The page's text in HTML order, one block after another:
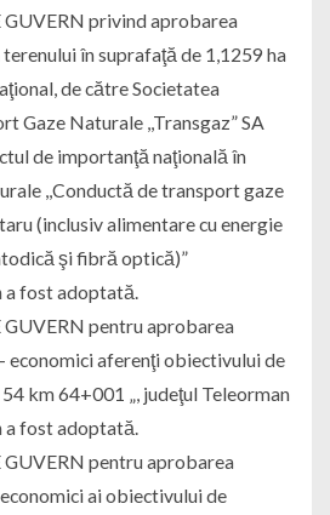
privind aprobarea
în suprafaţă de 1,1259 ha
de către Societatea
Gaze Naturale ,,Transgaz” SA
de importanţă naţională în
,,Conductă de transport gaze
(inclusiv alimentare cu energie
şi fibră optică)”
a fost adoptată.
pentru aprobarea
economici aferenţi obiectivului de
km 64+001 „, judeţul Teleorman
a fost adoptată.
pentru aprobarea
ai obiectivului de